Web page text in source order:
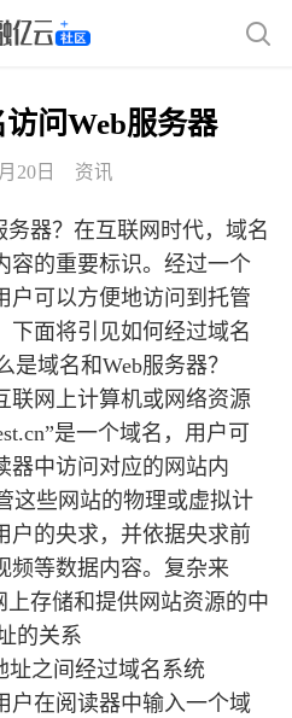
问Web服务器
20日 资讯
务器？在互联网时代，域名
容的重要标识。经过一个
户可以方便地访问到托管
下面将引见如何经过域名
是域名和Web服务器？
联网上计算机或网络资源
是一个域名，用户可
器中访问对应的网站内
这些网站的物理或虚拟计
户的央求，并依据央求前
频等数据内容。复杂来
上存储和提供网站资源的中
的关系
址之间经过域名系统
户在阅读器中输入一个域